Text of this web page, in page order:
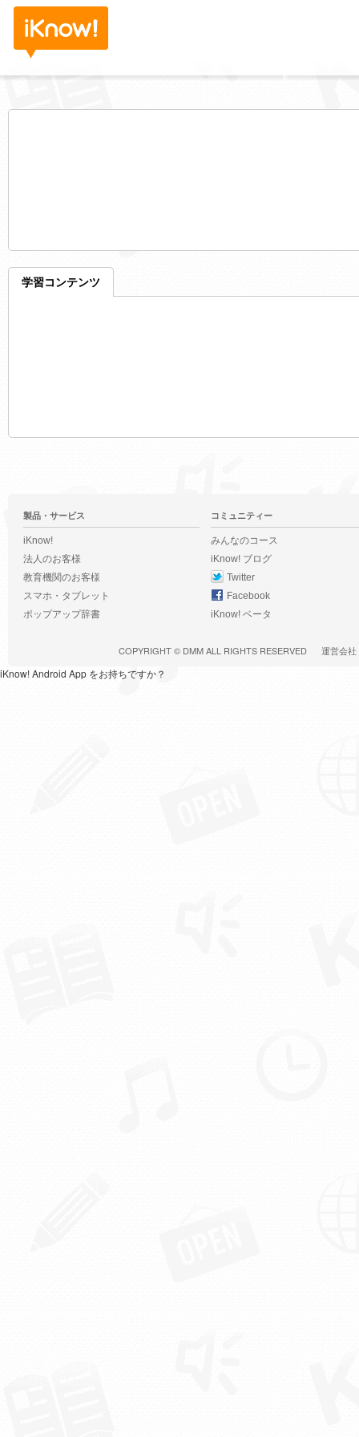
学習コンテンツ
製品・サービス
iKnow!
法人のお客様
教育機関のお客様
スマホ・タブレット
ポップアップ辞書
コミュニティー
みんなのコース
iKnow! ブログ
Twitter
Facebook
iKnow! ベータ
COPYRIGHT © DMMALL RIGHTS RESERVED 運営会社
iKnow! Android App をお持ちですか？